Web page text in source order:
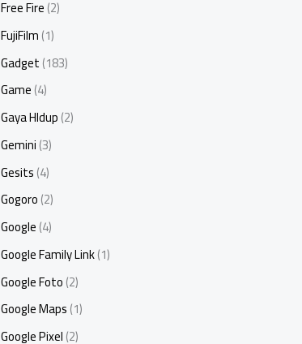
Free Fire(2)
FujiFilm(1)
Gadget(183)
Game(4)
Gaya HIdup(2)
Gemini(3)
Gesits(4)
Gogoro(2)
Google(4)
Google Family Link(1)
Google Foto(2)
Google Maps(1)
Google Pixel(2)